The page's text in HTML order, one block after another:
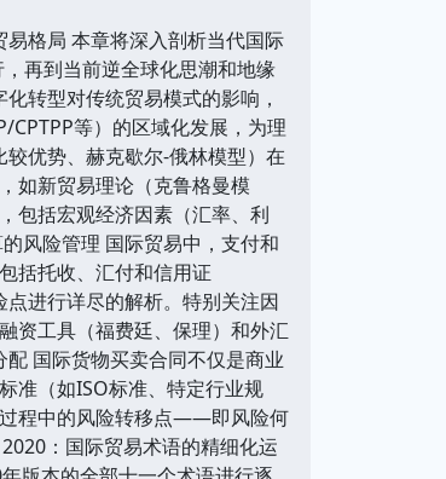
格局 本章将深入剖析当代国际
再到当前逆全球化思潮和地缘
转型对传统贸易模式的影响，
CPTPP等）的区域化发展，为理
优势、赫克歇尔-俄林模型）在
如新贸易理论（克鲁格曼模
包括宏观经济因素（汇率、利
风险管理 国际贸易中，支付和
括托收、汇付和信用证
进行详尽的解析。特别关注因
资工具（福费廷、保理）和外汇
国际货物买卖合同不仅是商业
准（如ISO标准、特定行业规
过程中的风险转移点——即风险何
：国际贸易术语的精细化运